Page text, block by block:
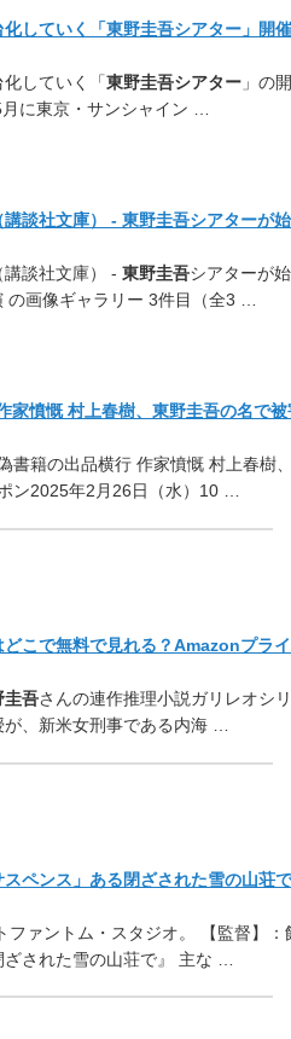
化していく「東野圭吾シアター」
していく「東野圭吾シアター 」の
に東京・サンシャイン …
講談社文庫） - 東野圭吾シアターが
講談社文庫） - 東野圭吾シアターが
画像ギャラリー 3件目（全3 …
家憤慨 村上春樹、東野圭吾の名で
書籍の出品横行 作家憤慨 村上春樹
ン2025年2月26日（水）10 …
どこで無料で見れる？Amazonプ
圭吾さんの連作推理小説ガリレオシ
、新米女刑事である内海 …
スペンス」ある閉ざされた雪の山
ファントム・スタジオ。 【監督】
ざされた雪の山荘で』 主な …